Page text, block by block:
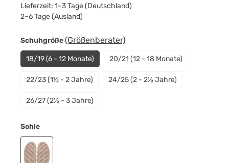
Lieferzeit: 1–3 Tage (Deutschland)
2–6 Tage (Ausland)
Schuhgrößeauswählen
(Größenberater)
18/19 (6 - 12 Monate) 20/21 (12 - 18 Monate)
22/23 (1½ - 2 Jahre) 24/25 (2 - 2½ Jahre)
26/27 (2½ - 3 Jahre)
Sohleauswählen
Gripwalksohle